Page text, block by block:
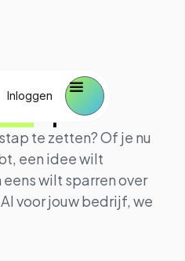
Inloggen
op
te zetten? Of je nu
een idee wilt
wilt sparren over
voor jouw bedrijf, we